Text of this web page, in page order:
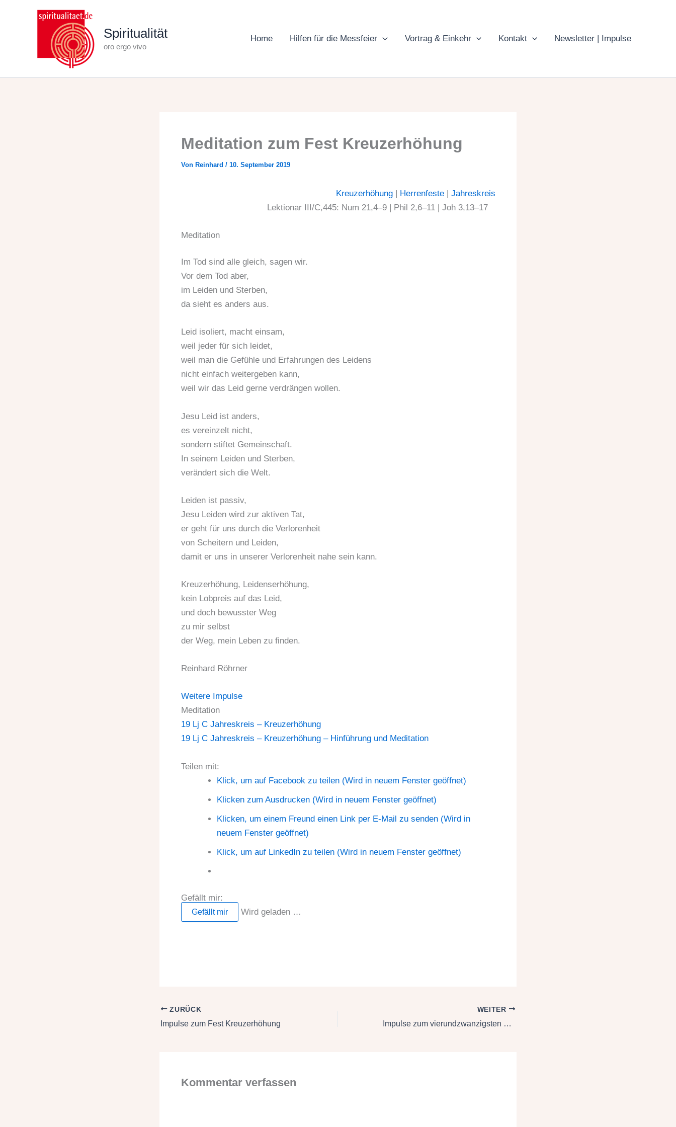
Spiritualität
oro ergo vivo
Home Hilfen für die Messfeier Vortrag & Einkehr Kontakt Newsletter | Impulse
Meditation zum Fest Kreuzerhöhung
Von Reinhard / 10. September 2019
Kreuzerhöhung| Herrenfeste| Jahreskreis
Lektionar III/C,445: Num 21,4–9 | Phil 2,6–11 | Joh 3,13–17
Meditation
Im Tod sind alle gleich, sagen wir.
Vor dem Tod aber,
im Leiden und Sterben,
da sieht es anders aus.
Leid isoliert, macht einsam,
weil jeder für sich leidet,
weil man die Gefühle und Erfahrungen des Leidens
nicht einfach weitergeben kann,
weil wir das Leid gerne verdrängen wollen.
Jesu Leid ist anders,
es vereinzelt nicht,
sondern stiftet Gemeinschaft.
In seinem Leiden und Sterben,
verändert sich die Welt.
Leiden ist passiv,
Jesu Leiden wird zur aktiven Tat,
er geht für uns durch die Verlorenheit
von Scheitern und Leiden,
damit er uns in unserer Verlorenheit nahe sein kann.
Kreuzerhöhung, Leidenserhöhung,
kein Lobpreis auf das Leid,
und doch bewusster Weg
zu mir selbst
der Weg, mein Leben zu finden.
Reinhard Röhrner
Weitere Impulse
Meditation
19 Lj C Jahreskreis – Kreuzerhöhung
19 Lj C Jahreskreis – Kreuzerhöhung – Hinführung und Meditation
Teilen mit:
Klick, um auf Facebook zu teilen (Wird in neuem Fenster geöffnet)
Klicken zum Ausdrucken (Wird in neuem Fenster geöffnet)
Klicken, um einem Freund einen Link per E-Mail zu senden (Wird in
neuem Fenster geöffnet)
Klick, um auf LinkedIn zu teilen (Wird in neuem Fenster geöffnet)
Gefällt mir:
Gefällt mir Wird geladen …
ZURÜCK
Impulse zum Fest Kreuzerhöhung
WEITER
Impulse zum vierundzwanzigsten Sonntag im Jahreskreis | C
Kommentar verfassen